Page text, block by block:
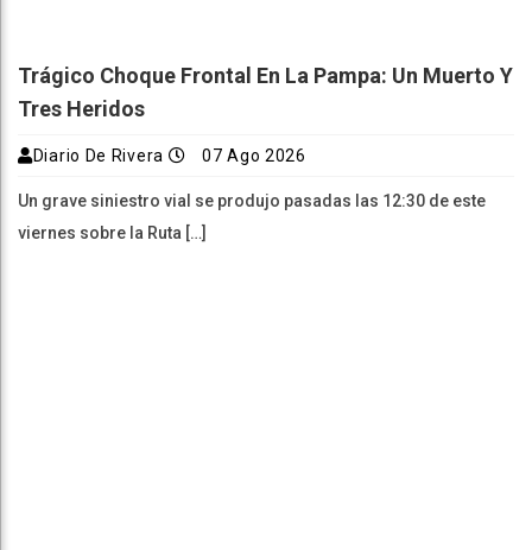
Trágico Choque Frontal En La Pampa: Un Muerto Y
Tres Heridos
Diario De Rivera 07 Ago 2026
Un grave siniestro vial se produjo pasadas las 12:30 de este
viernes sobre la Ruta […]